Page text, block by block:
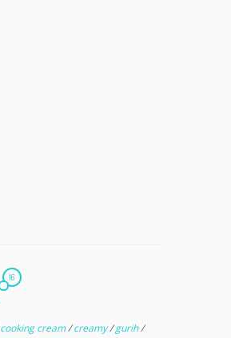
16
cooking cream/creamy/gurih/